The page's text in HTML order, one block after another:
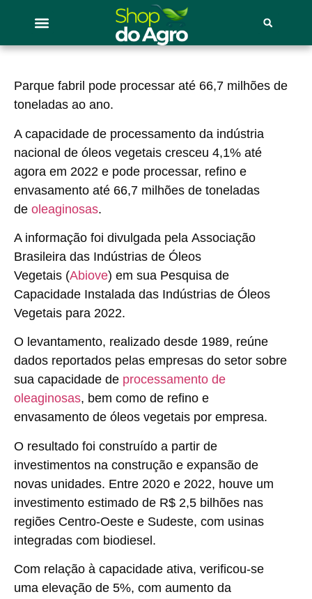
Parque fabril pode processar até 66,7 milhões de
toneladas ao ano.
A capacidade de processamento da indústria
nacional de óleos vegetais cresceu 4,1% até
agora em 2022 e pode processar, refino e
envasamento até 66,7 milhões de toneladas
de oleaginosas.
A informação foi divulgada pela Associação
Brasileira das Indústrias de Óleos
Vegetais (Abiove) em sua Pesquisa de
Capacidade Instalada das Indústrias de Óleos
Vegetais para 2022.
O levantamento, realizado desde 1989, reúne
dados reportados pelas empresas do setor sobre
sua capacidade de processamento de
oleaginosas, bem como de refino e
envasamento de óleos vegetais por empresa.
O resultado foi construído a partir de
investimentos na construção e expansão de
novas unidades. Entre 2020 e 2022, houve um
investimento estimado de R$ 2,5 bilhões nas
regiões Centro-Oeste e Sudeste, com usinas
integradas com biodiesel.
Com relação à capacidade ativa, verificou-se
uma elevação de 5%, com aumento da